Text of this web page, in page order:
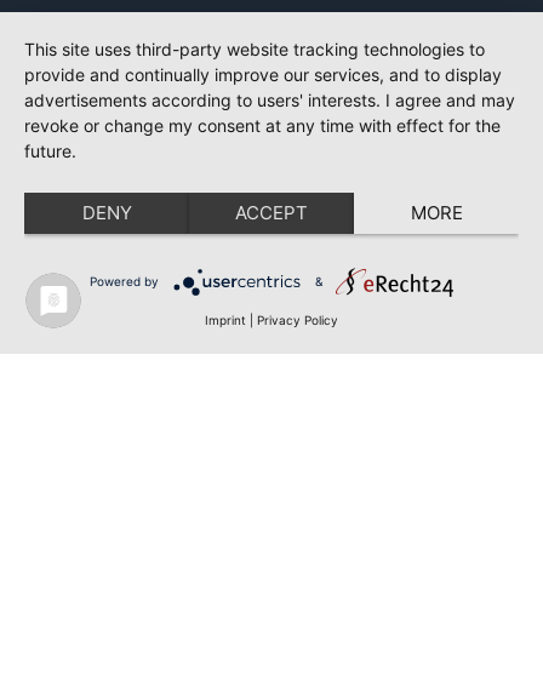
This site uses third-party website tracking technologies to
provide and continually improve our services, and to display
advertisements according to users' interests. I agree and may
revoke or change my consent at any time with effect for the
future.
DENY ACCEPT MORE
Powered by &
Imprint Privacy Policy